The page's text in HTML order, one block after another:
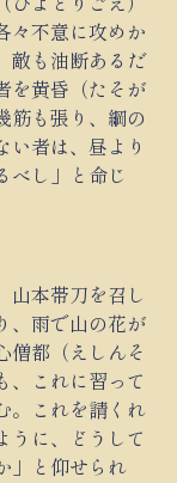
々不意に攻めか
敵も油断あるだ
を黄昏（たそが
筋も張り、綱の
い者は、昼より
べし」と命じ
山本帯刀を召し
、雨で山の花が
僧都（えしんそ
、これに習って
。これを請くれ
うに、どうして
」と仰せられ